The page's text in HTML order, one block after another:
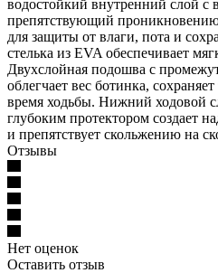
водостойкий внутренний слой с
препятствующий
для защиты от влаги, пота и
стелька из EVA обеспечивает
Двухслойная подошва с
облегчает вес ботинка,
время ходьбы. Нижний ходовой
глубоким протектором создает
и препятствует скольжению на
Отзывы
Нет оценок
Оставить отзыв